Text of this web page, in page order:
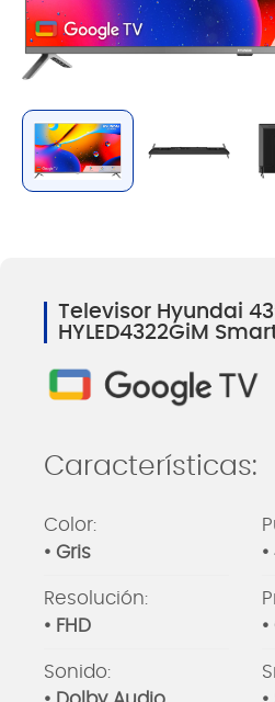
Televisor Hyundai
HYLED4322GiM
Características:
Color:
• Gris
•
Resolución:
• FHD
Sonido: